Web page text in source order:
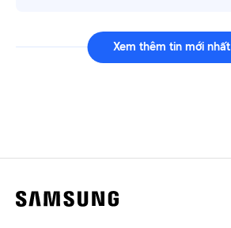
Xem thêm tin mới nhất